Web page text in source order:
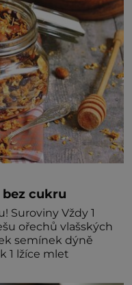
cukru
1
ořechů vlašských
semínek dýně
1 lžíce mlet